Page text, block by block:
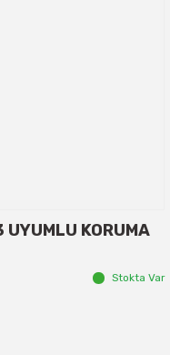
KORUMA
Stokta Var